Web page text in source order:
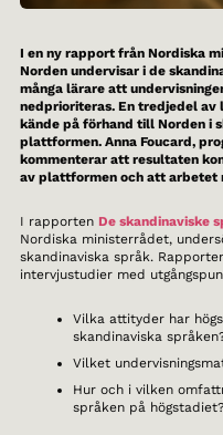
I en ny rapport från Nordiska
Norden undervisar i de
många lärare att
nedprioriteras. En tredjedel av
kände på förhand till Norden i
plattformen. Anna Foucard,
kommenterar att resultaten
av plattformen och att arbetet
I rapporten De skandinaviske
Nordiska ministerrådet,
skandinaviska språk.
intervjustudier med
Vilka attityder har
skandinaviska
Vilket
Hur och i vilken
språken på högstadiet?